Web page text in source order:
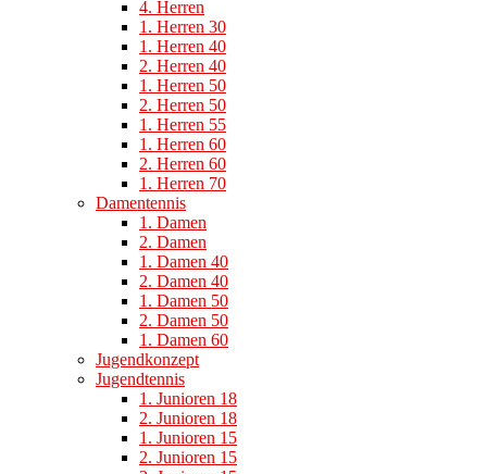
4. Herren
1. Herren 30
1. Herren 40
2. Herren 40
1. Herren 50
2. Herren 50
1. Herren 55
1. Herren 60
2. Herren 60
1. Herren 70
Damentennis
1. Damen
2. Damen
1. Damen 40
2. Damen 40
1. Damen 50
2. Damen 50
1. Damen 60
Jugendkonzept
Jugendtennis
1. Junioren 18
2. Junioren 18
1. Junioren 15
2. Junioren 15